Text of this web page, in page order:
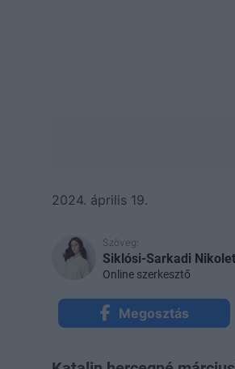
2024. április 19.
Szöveg:
Siklósi-Sarkadi
Online szerkesztő
Megosztás